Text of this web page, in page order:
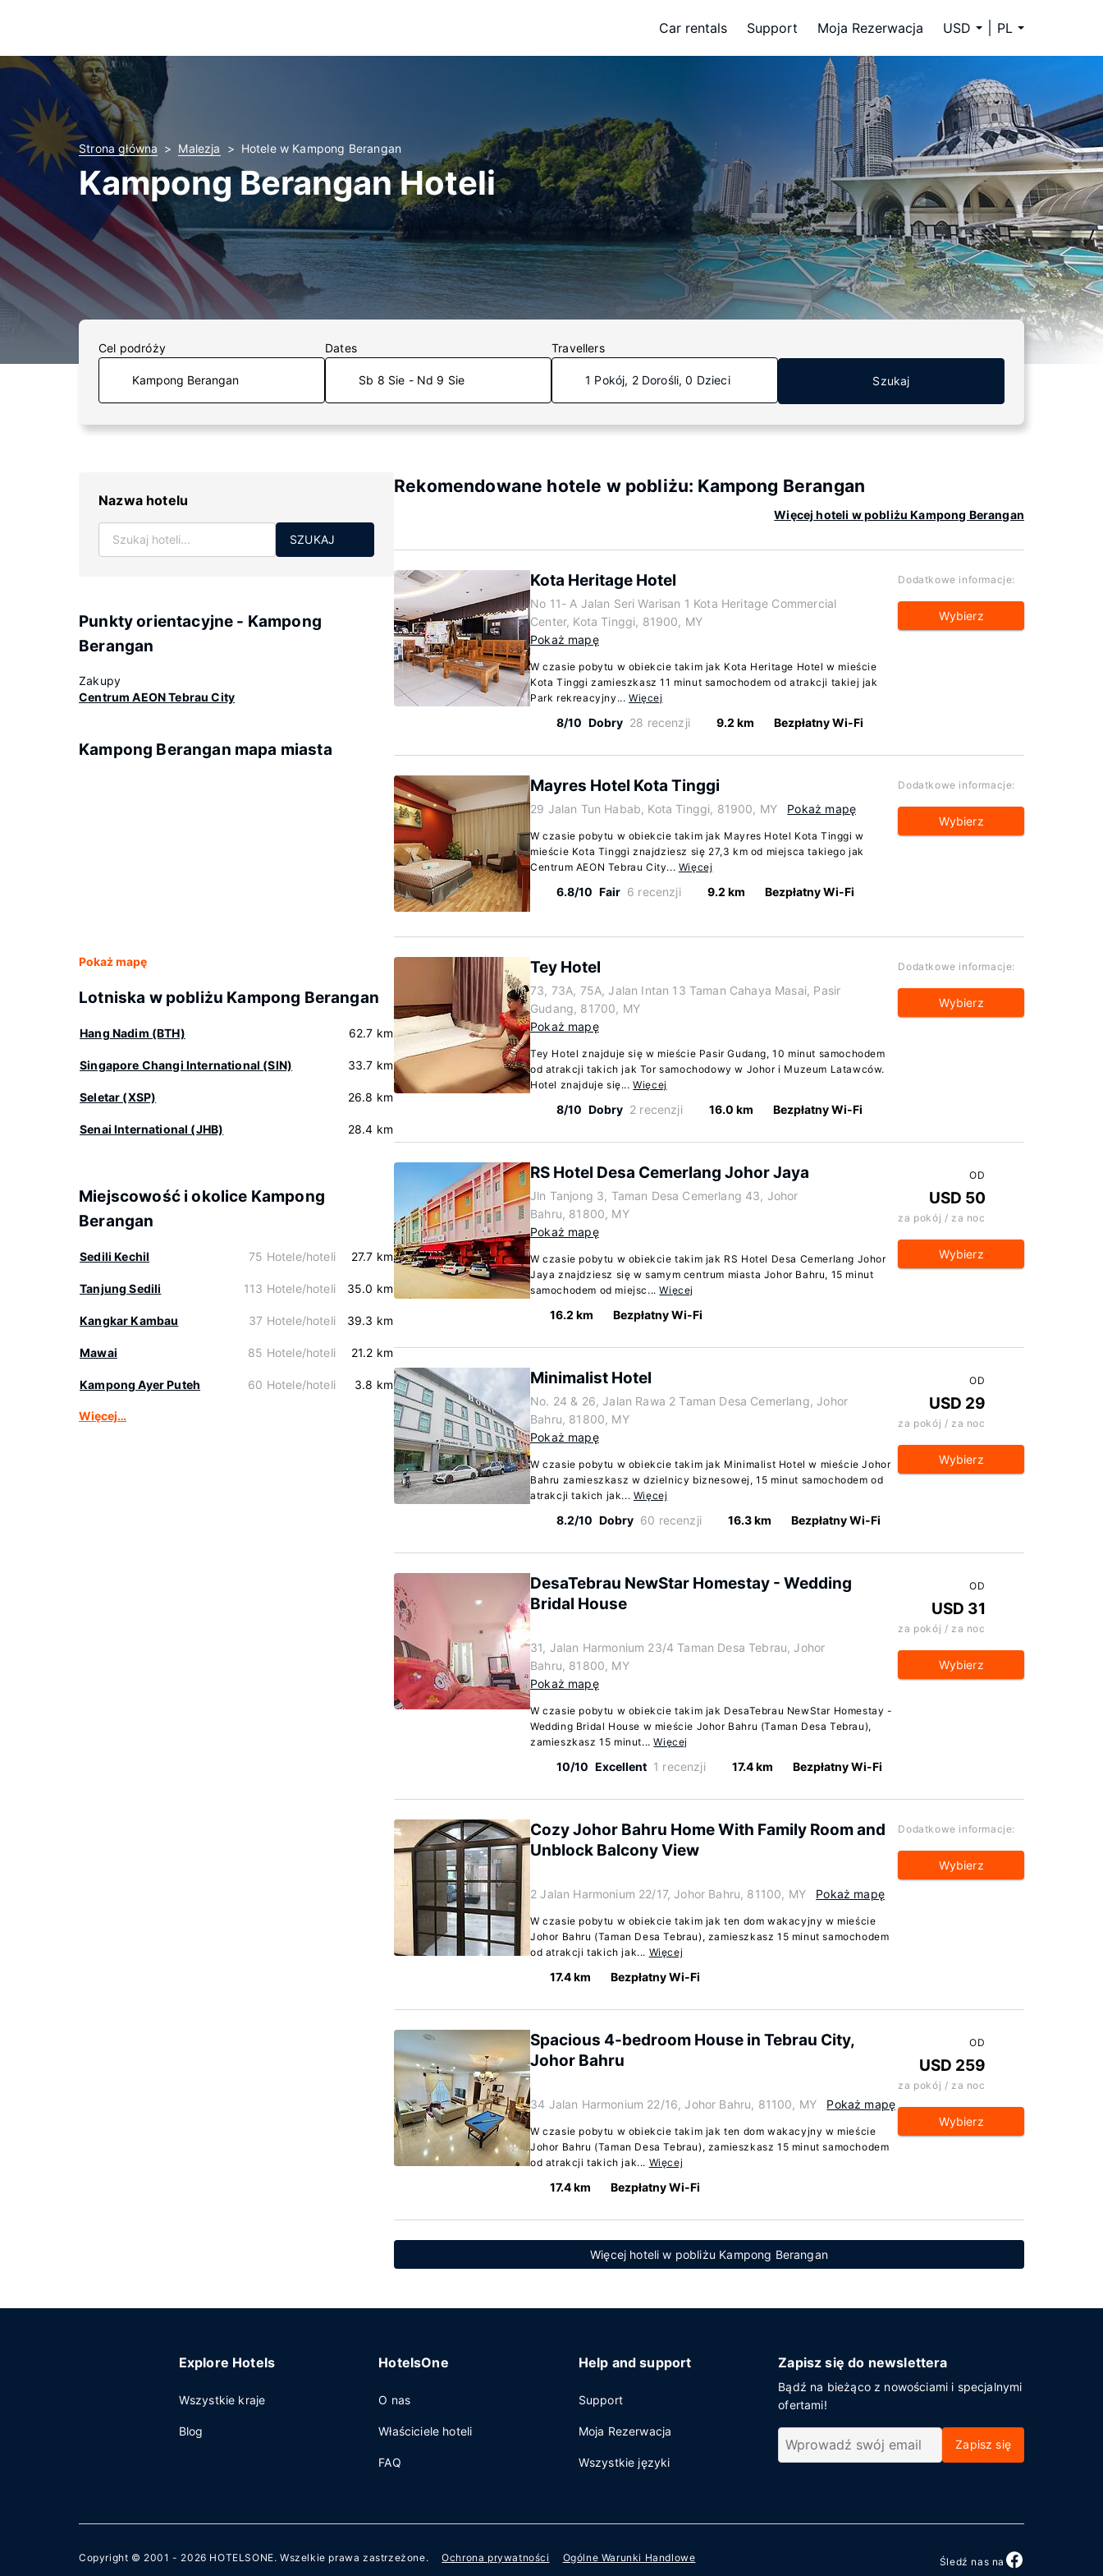
Car rentals Support Moja Rezerwacja USD PL
Strona główna Malezja Hotele w Kampong Berangan
Kampong Berangan Hoteli
Cel podróży Dates
Sb 8 Sie - Nd 9 Sie
Travellers
1 Pokój, 2 Dorośli, 0 Dzieci Szukaj
Nazwa hotelu
SZUKAJ
Punkty orientacyjne - Kampong
Berangan
Zakupy
Centrum AEON Tebrau City
Kampong Berangan mapa miasta
Pokaż mapę
Lotniska w pobliżu Kampong Berangan
Hang Nadim (BTH) 62.7 km
Singapore Changi International (SIN) 33.7 km
Seletar (XSP) 26.8 km
Senai International (JHB) 28.4 km
Miejscowość i okolice Kampong
Berangan
Sedili Kechil 75 Hotele/hoteli 27.7 km
Tanjung Sedili 113 Hotele/hoteli 35.0 km
Kangkar Kambau 37 Hotele/hoteli 39.3 km
Mawai 85 Hotele/hoteli 21.2 km
Kampong Ayer Puteh 60 Hotele/hoteli 3.8 km
Więcej…
Rekomendowane hotele w pobliżu: Kampong Berangan
Więcej hoteli w pobliżu Kampong Berangan
Kota Heritage Hotel
No 11- A Jalan Seri Warisan 1 Kota Heritage Commercial
Center, Kota Tinggi, 81900, MY
Pokaż mapę
W czasie pobytu w obiekcie takim jak Kota Heritage Hotel w mieście
Kota Tinggi zamieszkasz 11 minut samochodem od atrakcji takiej jak
Park rekreacyjny... Więcej
8/10 Dobry 28 recenzji 9.2 km Bezpłatny Wi-Fi
Dodatkowe informacje:
Wybierz
Mayres Hotel Kota Tinggi
29 Jalan Tun Habab, Kota Tinggi, 81900, MY Pokaż mapę
W czasie pobytu w obiekcie takim jak Mayres Hotel Kota Tinggi w
mieście Kota Tinggi znajdziesz się 27,3 km od miejsca takiego jak
Centrum AEON Tebrau City... Więcej
6.8/10 Fair 6 recenzji 9.2 km Bezpłatny Wi-Fi
Dodatkowe informacje:
Wybierz
Tey Hotel
73, 73A, 75A, Jalan Intan 13 Taman Cahaya Masai, Pasir
Gudang, 81700, MY
Pokaż mapę
Tey Hotel znajduje się w mieście Pasir Gudang, 10 minut samochodem
od atrakcji takich jak Tor samochodowy w Johor i Muzeum Latawców.
Hotel znajduje się...Więcej
8/10 Dobry 2 recenzji 16.0 km Bezpłatny Wi-Fi
Dodatkowe informacje:
Wybierz
RS Hotel Desa Cemerlang Johor Jaya
Jln Tanjong 3, Taman Desa Cemerlang 43, Johor
Bahru, 81800, MY
Pokaż mapę
W czasie pobytu w obiekcie takim jak RS Hotel Desa Cemerlang Johor
Jaya znajdziesz się w samym centrum miasta Johor Bahru, 15 minut
samochodem od miejsc...Więcej
16.2 km Bezpłatny Wi-Fi
OD
USD 50
za pokój / za noc
Wybierz
Minimalist Hotel
No. 24 & 26, Jalan Rawa 2 Taman Desa Cemerlang, Johor
Bahru, 81800, MY
Pokaż mapę
W czasie pobytu w obiekcie takim jak Minimalist Hotel w mieście Johor
Bahru zamieszkasz w dzielnicy biznesowej, 15 minut samochodem od
atrakcji takich jak... Więcej
8.2/10 Dobry 60 recenzji 16.3 km Bezpłatny Wi-Fi
OD
USD 29
za pokój / za noc
Wybierz
DesaTebrau NewStar Homestay - Wedding
Bridal House
31, Jalan Harmonium 23/4 Taman Desa Tebrau, Johor
Bahru, 81800, MY
Pokaż mapę
W czasie pobytu w obiekcie takim jak DesaTebrau NewStar Homestay -
Wedding Bridal House w mieście Johor Bahru (Taman Desa Tebrau),
zamieszkasz 15 minut...Więcej
10/10 Excellent 1 recenzji 17.4 km Bezpłatny Wi-Fi
OD
USD 31
za pokój / za noc
Wybierz
Cozy Johor Bahru Home With Family Room and
Unblock Balcony View
2 Jalan Harmonium 22/17, Johor Bahru, 81100, MY Pokaż mapę
W czasie pobytu w obiekcie takim jak ten dom wakacyjny w mieście
Johor Bahru (Taman Desa Tebrau), zamieszkasz 15 minut samochodem
od atrakcji takich jak... Więcej
17.4 km Bezpłatny Wi-Fi
Dodatkowe informacje:
Wybierz
Spacious 4-bedroom House in Tebrau City,
Johor Bahru
34 Jalan Harmonium 22/16, Johor Bahru, 81100, MY Pokaż mapę
W czasie pobytu w obiekcie takim jak ten dom wakacyjny w mieście
Johor Bahru (Taman Desa Tebrau), zamieszkasz 15 minut samochodem
od atrakcji takich jak... Więcej
17.4 km Bezpłatny Wi-Fi
OD
USD 259
za pokój / za noc
Wybierz
Więcej hoteli w pobliżu Kampong Berangan
Explore Hotels
Wszystkie kraje
Blog
HotelsOne
O nas
Właściciele hoteli
FAQ
Help and support
Support
Moja Rezerwacja
Wszystkie języki
Zapisz się do newslettera
Bądź na bieżąco z nowościami i specjalnymi
ofertami!
Zapisz się
Copyright © 2001 - 2026 HOTELSONE. Wszelkie prawa zastrzeżone. Ochrona prywatności Ogólne Warunki Handlowe Śledź nas na